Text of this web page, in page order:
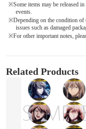
※Some items may be released
events.
※Depending on the condition of
issues such as damaged
※For other important notes,
Related Products